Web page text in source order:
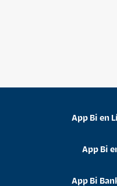
App Bi en
App Bi
App Bi